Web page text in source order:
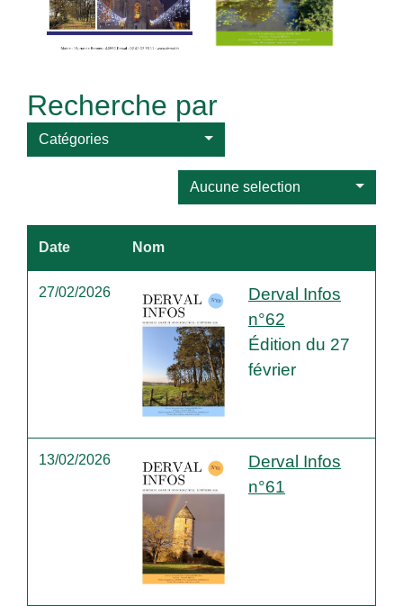
Recherche par
Catégories
Aucune selection
Date Nom
27/02/2026
Derval Infos
n°62
Édition du 27
février
13/02/2026
Derval Infos
n°61